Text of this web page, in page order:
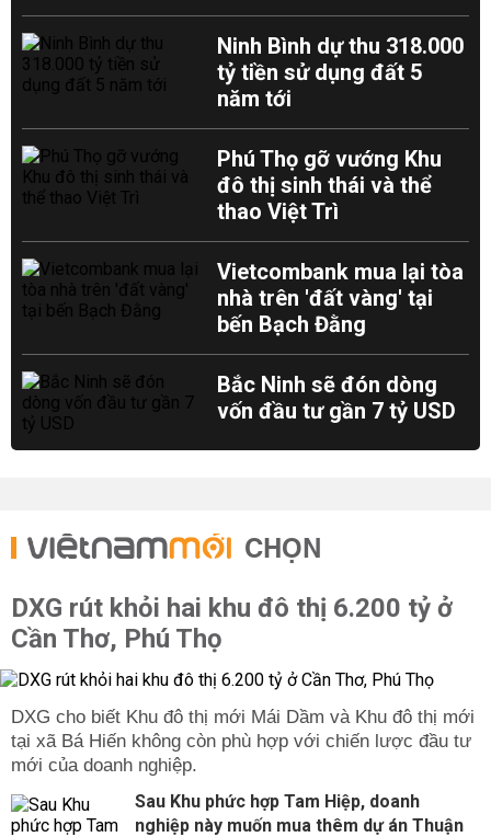
Ninh Bình dự thu 318.000
tỷ tiền sử dụng đất 5
năm tới
Phú Thọ gỡ vướng Khu
đô thị sinh thái và thể
thao Việt Trì
Vietcombank mua lại tòa
nhà trên 'đất vàng' tại
bến Bạch Đằng
Bắc Ninh sẽ đón dòng
vốn đầu tư gần 7 tỷ USD
CHỌN
DXG rút khỏi hai khu đô thị 6.200 tỷ ở
Cần Thơ, Phú Thọ
DXG cho biết Khu đô thị mới Mái Dầm và Khu đô thị mới
tại xã Bá Hiến không còn phù hợp với chiến lược đầu tư
mới của doanh nghiệp.
Sau Khu phức hợp Tam Hiệp, doanh
nghiệp này muốn mua thêm dự án Thuận